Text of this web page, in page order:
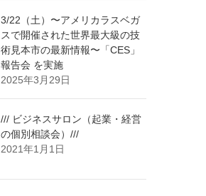
3/22（土）〜アメリカラスベガ
スで開催された世界最大級の技
術見本市の最新情報〜「CES」
報告会 を実施
2025年3月29日
/// ビジネスサロン（起業・経営
の個別相談会）///
2021年1月1日